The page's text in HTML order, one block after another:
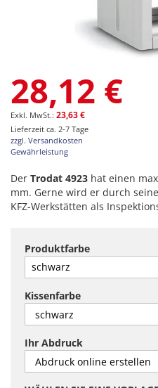
Anfang
der
Bildgalerie
springen
28,12 €
23,63 €
Lieferzeit ca. 2-7 Tage
zzgl. Versandkosten
Gewährleistung
Der Trodat 4923 hat einen
mm. Gerne wird er durch
KFZ-Werkstätten als
Produktfarbe
Kissenfarbe
Ihr Abdruck